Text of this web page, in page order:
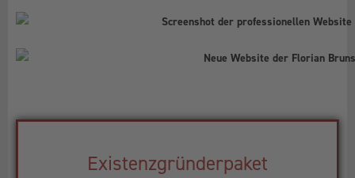
Existenzgründerpaket